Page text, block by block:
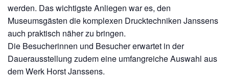
werden. Das wichtigste Anliegen war es, den
Museumsgästen die komplexen Drucktechniken Janssens
auch praktisch näher zu bringen.
Die Besucherinnen und Besucher erwartet in der
Dauerausstellung zudem eine umfangreiche Auswahl aus
dem Werk Horst Janssens.